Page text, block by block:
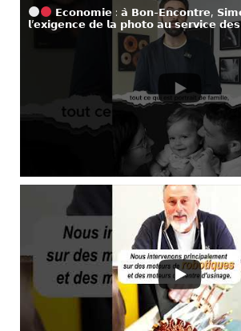
𝗘𝗰𝗼𝗻𝗼𝗺𝗶𝗲 : 𝗮̀ 𝗕𝗼𝗻-𝗘𝗻𝗰𝗼𝗻𝘁𝗿𝗲,
𝗹’𝗲𝘅𝗶𝗴𝗲𝗻𝗰𝗲 𝗱𝗲 𝗹𝗮 𝗽𝗵𝗼𝘁𝗼 𝗮𝘂 𝘀𝗲𝗿𝘃𝗶𝗰𝗲